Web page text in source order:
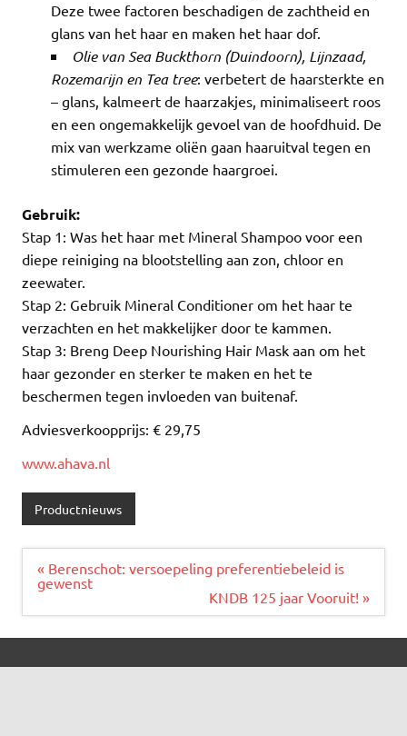
Deze twee factoren beschadigen de zachtheid en
glans van het haar en maken het haar dof.
Olie van Sea Buckthorn (Duindoorn), Lijnzaad,
Rozemarijn en Tea tree: verbetert de haarsterkte en
– glans, kalmeert de haarzakjes, minimaliseert roos
en een ongemakkelijk gevoel van de hoofdhuid. De
mix van werkzame oliën gaan haaruitval tegen en
stimuleren een gezonde haargroei.
Gebruik:
Stap 1: Was het haar met Mineral Shampoo voor een
diepe reiniging na blootstelling aan zon, chloor en
zeewater.
Stap 2: Gebruik Mineral Conditioner om het haar te
verzachten en het makkelijker door te kammen.
Stap 3: Breng Deep Nourishing Hair Mask aan om het
haar gezonder en sterker te maken en het te
beschermen tegen invloeden van buitenaf.
Adviesverkoopprijs: € 29,75
www.ahava.nl
Productnieuws
Bericht
navigatie
« Berenschot: versoepeling preferentiebeleid is
gewenst
KNDB 125 jaar Vooruit! »